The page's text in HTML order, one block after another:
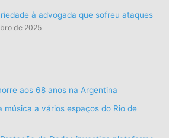
à advogada que sofreu ataques
de 2025
aos 68 anos na Argentina
música a vários espaços do Rio de